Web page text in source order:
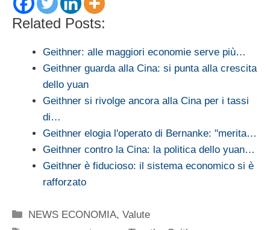
Related Posts:
Geithner: alle maggiori economie serve più…
Geithner guarda alla Cina: si punta alla crescita
dello yuan
Geithner si rivolge ancora alla Cina per i tassi
di…
Geithner elogia l'operato di Bernanke: "merita…
Geithner contro la Cina: la politica dello yuan…
Geithner è fiducioso: il sistema economico si è
rafforzato
Categorie
NEWS ECONOMIA,Valute